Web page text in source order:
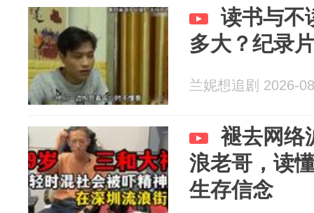
读书与不
多大？纪录
兰妮想追剧 2026-
褪去网络
浪老哥，读
生存信念